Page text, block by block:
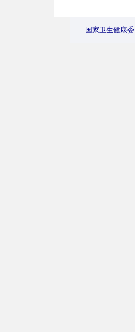
国家卫生健康委